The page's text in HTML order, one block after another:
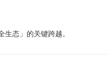
态」的关键跨越。